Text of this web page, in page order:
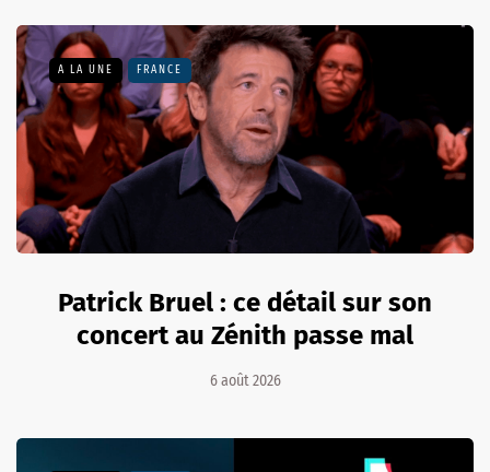
A LA UNE FRANCE
Patrick Bruel : ce détail sur son
concert au Zénith passe mal
6 août 2026